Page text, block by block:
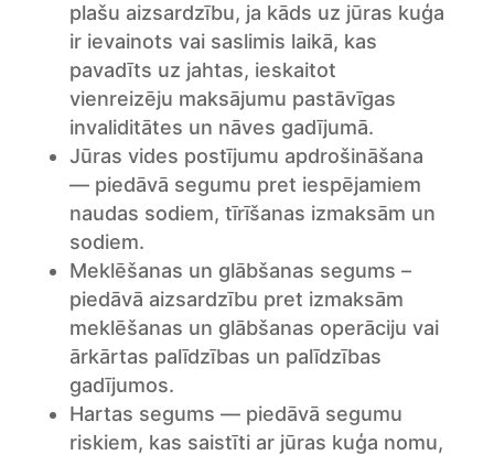
plašu aizsardzību, ja kāds uz jūras kuģa
ir ievainots vai saslimis laikā, kas
pavadīts uz jahtas, ieskaitot
vienreizēju maksājumu pastāvīgas
invaliditātes un nāves gadījumā.
Jūras vides postījumu apdrošināšana
— piedāvā segumu pret iespējamiem
naudas sodiem, tīrīšanas izmaksām un
sodiem.
Meklēšanas un glābšanas segums –
piedāvā aizsardzību pret izmaksām
meklēšanas un glābšanas operāciju vai
ārkārtas palīdzības un palīdzības
gadījumos.
Hartas segums — piedāvā segumu
riskiem, kas saistīti ar jūras kuģa nomu,